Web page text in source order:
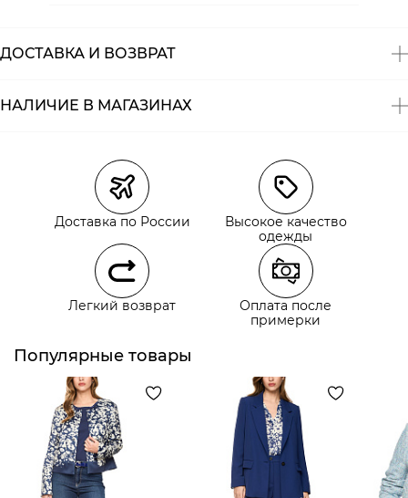
ХИМИЧЕСКАЯ ЧИСТКА:
ОТЖИМ:нельзя выжимать и сушить
ДОСТАВКА И ВОЗВРАТ
Курьерская доставка СДЭК
Самовывоз из пункта выдачи СДЭК
Самовывоз из наших магазинов
Самовывоз из пункта выдачи СДЭК
НАЛИЧИЕ В МАГАЗИНАХ
Доставка по России
Высокое качество
одежды
Легкий возврат
Оплата после
примерки
Популярные товары